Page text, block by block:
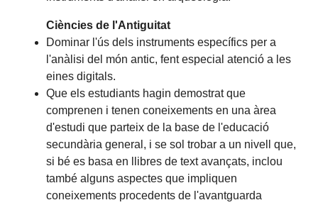
Ciències de l'Antiguitat
Dominar l'ús dels instruments específics per a
l'anàlisi del món antic, fent especial atenció a les
eines digitals.
Que els estudiants hagin demostrat que
comprenen i tenen coneixements en una àrea
d'estudi que parteix de la base de l'educació
secundària general, i se sol trobar a un nivell que,
si bé es basa en llibres de text avançats, inclou
també alguns aspectes que impliquen
coneixements procedents de l'avantguarda